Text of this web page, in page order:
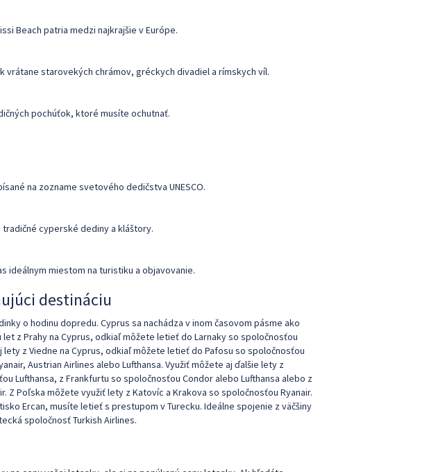
Beach patria medzi najkrajšie v Európe.
vrátane starovekých chrámov, gréckych divadiel a rímskych víl.
pochúťok, ktoré musíte ochutnať.
na zozname svetového dedičstva UNESCO.
cyperské dediny a kláštory.
ideálnym miestom na turistiku a objavovanie.
destináciu
o hodinu dopredu. Cyprus sa nachádza v inom časovom pásme ako
z Prahy na Cyprus, odkiaľ môžete letieť do Larnaky so spoločnosťou
lety z Viedne na Cyprus, odkiaľ môžete letieť do Pafosu so spoločnosťou
Austrian Airlines alebo Lufthansa. Využiť môžete aj ďalšie lety z
Lufthansa, z Frankfurtu so spoločnosťou Condor alebo Lufthansa alebo z
Z Poľska môžete využiť lety z Katovíc a Krakova so spoločnosťou Ryanair.
Ercan, musíte letieť s prestupom v Turecku. Ideálne spojenie z väčšiny
spoločnosť Turkish Airlines.